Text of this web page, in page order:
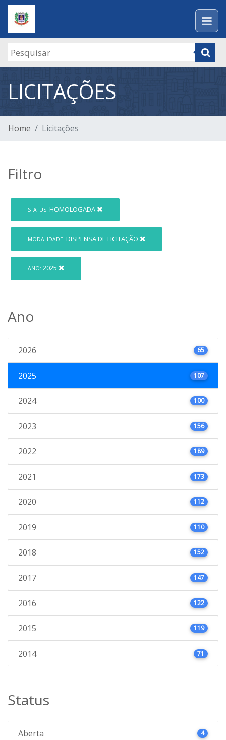
LICITAÇÕES
Home Licitações
Filtro
STATUS: HOMOLOGADA
MODALIDADE: DISPENSA DE LICITAÇÃO
ANO: 2025
Ano
2026 65
2025 107
2024 100
2023 156
2022 189
2021 173
2020 112
2019 110
2018 152
2017 147
2016 122
2015 119
2014 71
Status
Aberta 4